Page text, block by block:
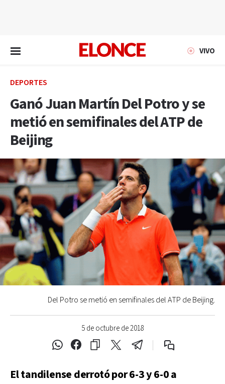
VIVO
DEPORTES
Ganó Juan Martín Del Potro y se
metió en semifinales del ATP de
Beijing
5 de octubre de 2018
Del Potro se metió en semifinales del ATP de Beijing.
El tandilense derrotó por 6-3 y 6-0 a